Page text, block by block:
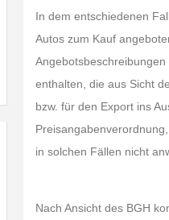
In dem entschiedenen
Autos zum Kauf
Angebotsbeschreibungen
enthalten, die aus Sicht
bzw. für den Export ins
in solchen Fällen nicht
Nach Ansicht des BGH